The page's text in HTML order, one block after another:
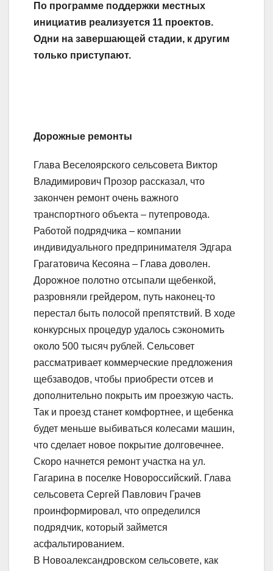
По программе поддержки местных
инициатив реализуется 11 проектов.
Одни на завершающей стадии, к другим
только приступают.
Дорожные ремонты
Глава Веселоярского сельсовета Виктор
Владимирович Прозор рассказал, что
закончен ремонт очень важного
транспортного объекта – путепровода.
Работой подрядчика – компании
индивидуального предпринимателя Эдгара
Грагатовича Кесояна – Глава доволен.
Дорожное полотно отсыпали щебенкой,
разровняли грейдером, путь наконец-то
перестал быть полосой препятствий. В ходе
конкурсных процедур удалось сэкономить
около 500 тысяч рублей. Сельсовет
рассматривает коммерческие предложения
щебзаводов, чтобы приобрести отсев и
дополнительно покрыть им проезжую часть.
Так и проезд станет комфортнее, и щебенка
будет меньше выбиваться колесами машин,
что сделает новое покрытие долговечнее.
Скоро начнется ремонт участка на ул.
Гагарина в поселке Новороссийский. Глава
сельсовета Сергей Павлович Грачев
проинформировал, что определился
подрядчик, который займется
асфальтированием.
В Новоалександровском сельсовете, как